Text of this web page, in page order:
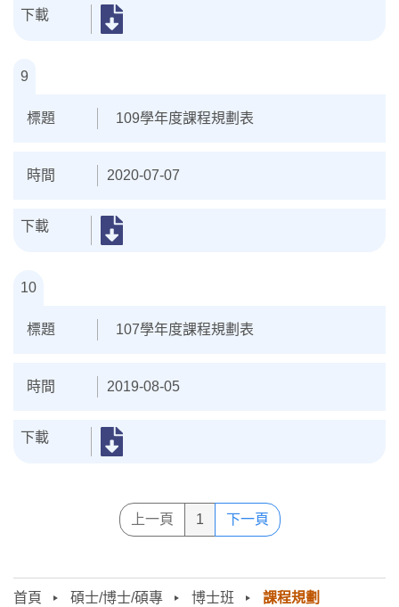
首頁 碩士/博士/碩專 博士班 課程規劃
9
109學年度課程規劃表
2020-07-07
10
107學年度課程規劃表
2019-08-05
上一頁 1 下一頁